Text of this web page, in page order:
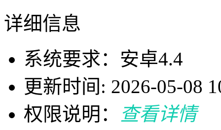
详细信息
系统要求：安卓4.4
更新时间: 2026-05-08
权限说明：
查看详情